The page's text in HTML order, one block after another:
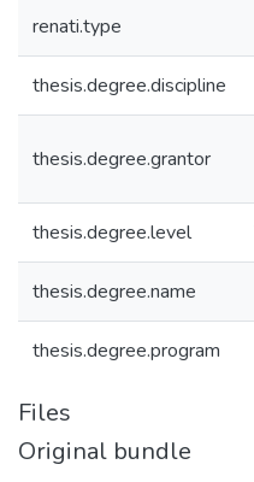
renati.type
thesis.degree.discipline
thesis.degree.grantor
thesis.degree.level
thesis.degree.name
thesis.degree.program
Files
Original bundle